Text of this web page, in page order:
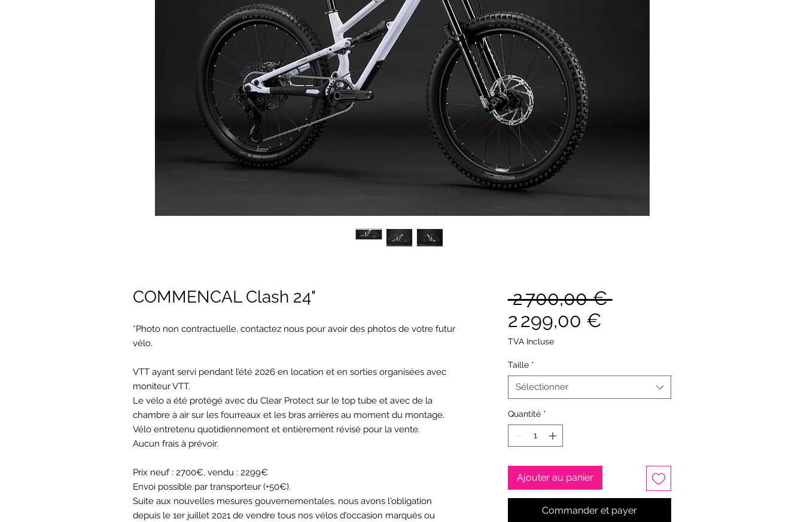
COMMENCAL Clash 24"
*Photo non contractuelle, contactez nous pour avoir des photos de votre futur
vélo.
VTT ayant servi pendant l’été 2026 en location et en sorties organisées avec
moniteur VTT.
Le vélo a été protégé avec du Clear Protect sur le top tube et avec de la
chambre à air sur les fourreaux et les bras arrières au moment du montage.
Vélo entretenu quotidiennement et entièrement révisé pour la vente.
Aucun frais à prévoir.
Prix neuf : 2700€, vendu : 2299€
Envoi possible par transporteur (+50€).
Suite aux nouvelles mesures gouvernementales, nous avons l'obligation
depuis le 1er juillet 2021 de vendre tous nos vélos d'occasion marqués ou
2 700,00 € Prix
2 299,00 €
TVA Incluse
Taille *
Sélectionner
Quantité *
Ajouter au panier
Commander et payer